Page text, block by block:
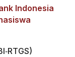
Indonesia